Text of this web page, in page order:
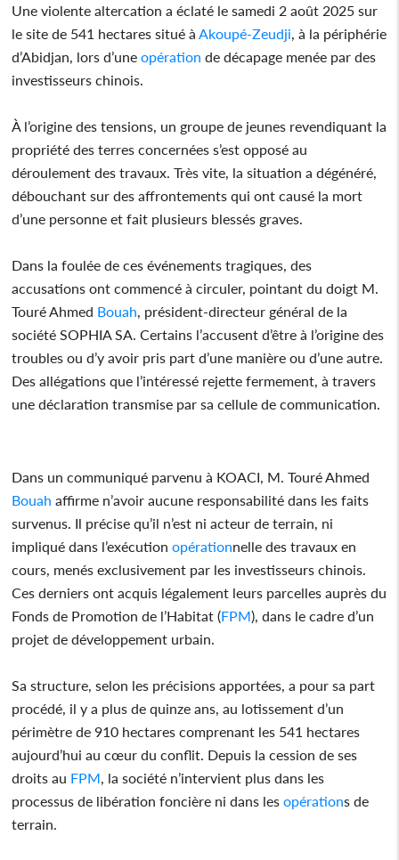
Une violente altercation a éclaté le samedi 2 août 2025 sur
le site de 541 hectares situé àAkoupé-Zeudji, à la périphérie
d’Abidjan, lors d’uneopération de décapage menée par des
investisseurs chinois.
À l’origine des tensions, un groupe de jeunes revendiquant la
propriété des terres concernées s’est opposé au
déroulement des travaux. Très vite, la situation a dégénéré,
débouchant sur des affrontements qui ont causé la mort
d’une personne et fait plusieurs blessés graves.
Dans la foulée de ces événements tragiques, des
accusations ont commencé à circuler, pointant du doigt M.
Touré Ahmed Bouah, président-directeur général de la
société SOPHIA SA. Certains l’accusent d’être à l’origine des
troubles ou d’y avoir pris part d’une manière ou d’une autre.
Des allégations que l’intéressé rejette fermement, à travers
une déclaration transmise par sa cellule de communication.
Dans un communiqué parvenu à KOACI, M. Touré Ahmed
Bouah affirme n’avoir aucune responsabilité dans les faits
survenus. Il précise qu’il n’est ni acteur de terrain, ni
impliqué dans l’exécutionopérationnelle des travaux en
cours, menés exclusivement par les investisseurs chinois.
Ces derniers ont acquis légalement leurs parcelles auprès du
Fonds de Promotion de l’Habitat (FPM), dans le cadre d’un
projet de développement urbain.
Sa structure, selon les précisions apportées, a pour sa part
procédé, il y a plus de quinze ans, au lotissement d’un
périmètre de 910 hectares comprenant les 541 hectares
aujourd’hui au cœur du conflit. Depuis la cession de ses
droits au FPM, la société n’intervient plus dans les
processus de libération foncière ni dans lesopérations de
terrain.